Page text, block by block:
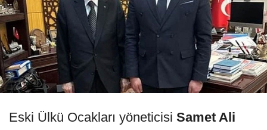
Eski Ülkü Ocakları yöneticisi Samet Ali